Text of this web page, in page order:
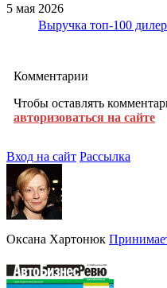
5 мая 2026
Выручка топ-100
Комментарии
Чтобы оставлять
авторизоваться на сайте
Вход на сайт Рассылка
Оксана Хартонюк